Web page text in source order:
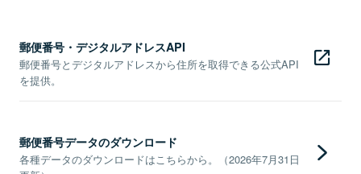
郵便番号・デジタルアドレスAPI
郵便番号とデジタルアドレスから住所を取得できる公式API
を提供。
郵便番号データのダウンロード
各種データのダウンロードはこちらから。（2026年7月31日